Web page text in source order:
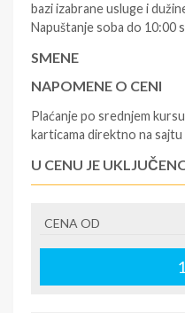
bazi izabrane usluge i
Napuštanje soba do 10:00
SMENE
NAPOMENE O CENI
Plaćanje po srednjem
karticama direktno na
U CENU JE
Individualni troškovi,
CENA OD
1